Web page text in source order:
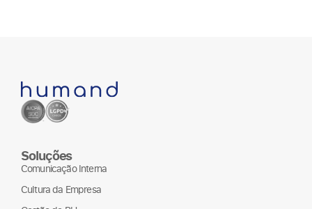
Soluções
Comunicação Interna